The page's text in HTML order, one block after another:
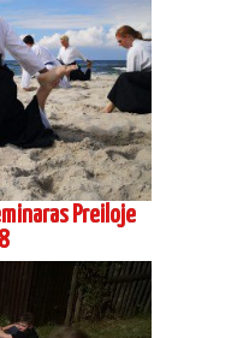
Preiloje